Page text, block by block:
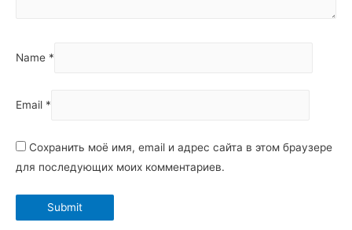
Name *
Email *
Сохранить моё имя, email и адрес сайта в этом браузере
для последующих моих комментариев.